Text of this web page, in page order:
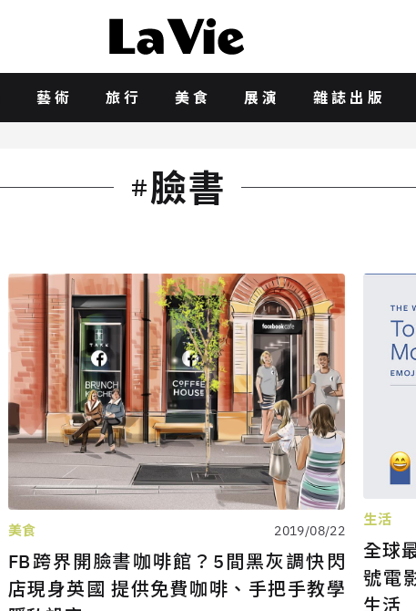
藝術 旅行 美食 展演 雜誌出版
臉書
美食 2019/08/22
FB跨界開臉書咖啡館？5間黑灰調快閃
店現身英國 提供免費咖啡、手把手教學
生活
全球
號電
生活